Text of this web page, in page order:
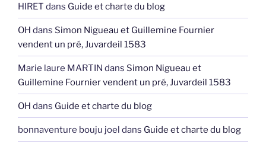
HIRET dans Guide et charte du blog
OH dans Simon Nigueau et Guillemine Fournier
vendent un pré, Juvardeil 1583
Marie laure MARTIN dans Simon Nigueau et
Guillemine Fournier vendent un pré, Juvardeil 1583
OH dans Guide et charte du blog
bonnaventure bouju joel dans Guide et charte du blog